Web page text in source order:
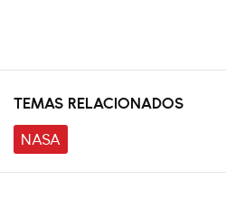
TEMAS RELACIONADOS
NASA